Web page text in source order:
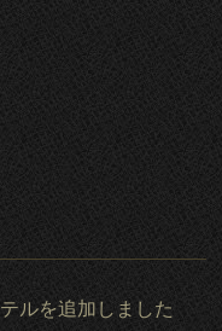
ルを追加しました